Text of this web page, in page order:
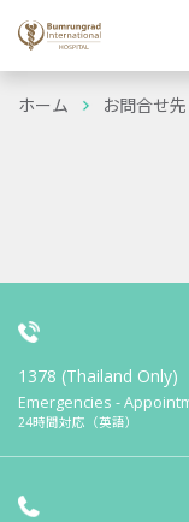
ホーム お問合せ先
1378 (Thailand Only)
Emergencies -
24時間対応（英語）